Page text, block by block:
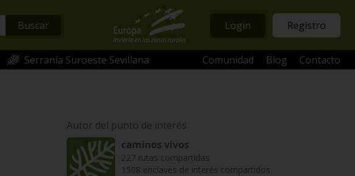
Buscar Login Registro
Serranía Suroeste Sevillana Comunidad Blog Contacto
Autor del punto de interés
caminos vivos
227 rutas compartidas
1508 enclaves de interés compartidos